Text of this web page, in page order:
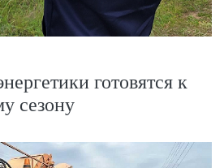
готовятся к
сезону